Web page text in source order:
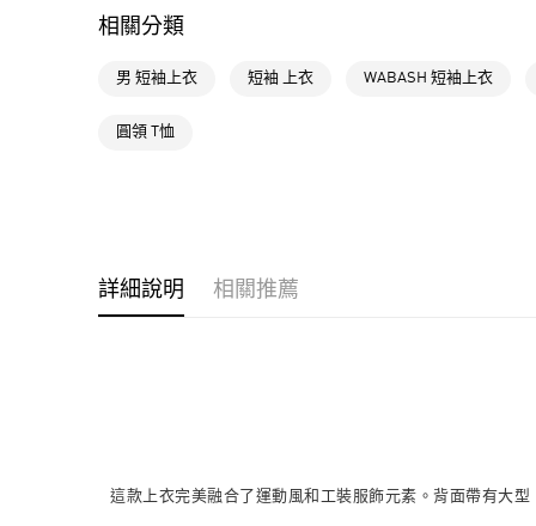
相關分類
男 短袖上衣 短袖 上衣 WABASH 短袖上衣
圓領 T恤
詳細說明 相關推薦
這款上衣完美融合了運動風和工裝服飾元素。背面帶有大